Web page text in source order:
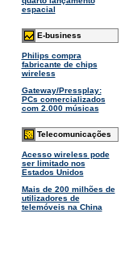
espacial
E-business
Philips compra
fabricante de chips
wireless
Gateway/Pressplay:
PCs comercializados
com 2.000 músicas
Telecomunicações
Acesso wireless pode
ser limitado nos
Estados Unidos
Mais de 200 milhões de
utilizadores de
telemóveis na China